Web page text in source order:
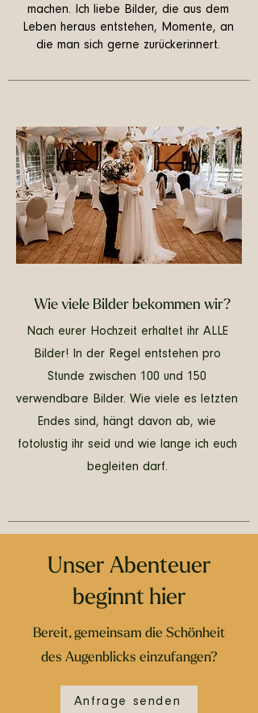
machen. Ich liebe Bilder, die aus dem
Leben heraus entstehen, Momente, an
die man sich gerne zurückerinnert.
Wie viele Bilder bekommen wir?
Nach eurer Hochzeit erhaltet ihr ALLE
Bilder! In der Regel entstehen pro
Stunde zwischen 100 und 150
verwendbare Bilder. Wie viele es letzten
Endes sind, hängt davon ab, wie
fotolustig ihr seid und wie lange ich euch
begleiten darf.
Unser Abenteuer
beginnt hier
Bereit, gemeinsam die Schönheit
des Augenblicks einzufangen?
Anfrage senden